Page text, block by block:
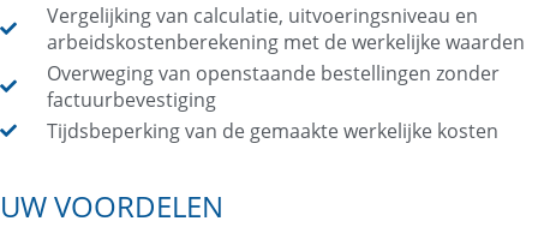
Vergelijking van calculatie, uitvoeringsniveau en
arbeidskostenberekening met de werkelijke waarden
Overweging van openstaande bestellingen zonder
factuurbevestiging
Tijdsbeperking van de gemaakte werkelijke kosten
UW VOORDELEN